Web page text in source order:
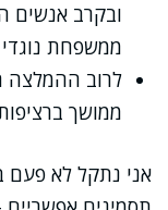
ובקרב אנשים
ממשפחת
לרוב ההמלצה
ממושך
אני נתקל לא פעם